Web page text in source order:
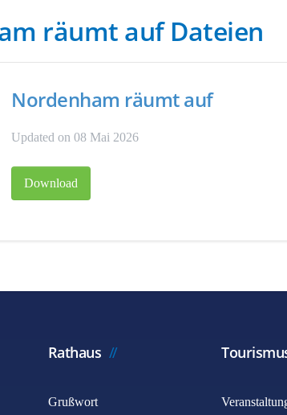
räumt auf Dateien
Nordenham räumt auf
Updated on 08 Mai 2026
Download
Rathaus
Grußwort